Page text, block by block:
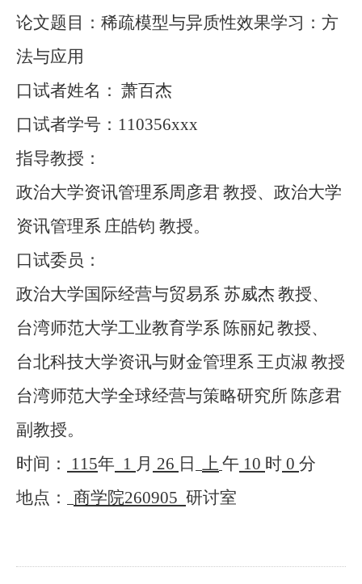
论文题目：稀疏模型与异质性效果学习：方
法与应用
口试者姓名： 萧百杰
口试者学号： 110356xxx
指导教授：
政治大学资讯管理系周彦君 教授、 政治大学
资讯管理系 庄皓钧 教授。
口试委员：
政治大学国际经营与贸易系 苏威杰教授、
台湾师范大学工业教育学系 陈丽妃教授、
台北科技大学资讯与财金管理系王贞淑 教授
台湾师范大学全球经营与策略研究所 陈彦君
副教授。
时间：
115年 1 月 26 日 上 午 10 时 0 分
地点：
商学院260905 研讨室